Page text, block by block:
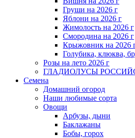
Груши на 2026 г
Яблони на 2026 г
Жимолость на 2026 г
Смородина на 2026 г
Крыжовник на 2026
Голубика, клюква,
Розы на лето 2026 г
ГЛАДИОЛУСЫ
Семена
Домашний огород
Наши любимые сорта
Овощи
Арбузы, дыни
Баклажаны
Бобы, горох